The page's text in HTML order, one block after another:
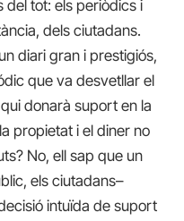
del tot: els periòdics i
dels ciutadans.
diari gran i prestigiós,
que va desvetllar el
donarà suport en la
propietat i el diner no
No, ell sap que un
els ciutadans–
intuïda de suport